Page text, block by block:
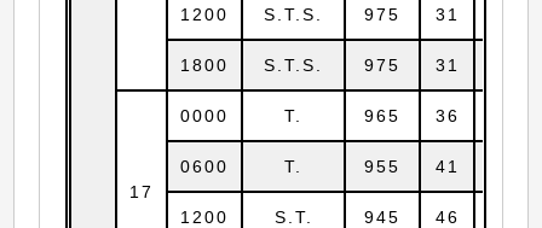
1200 S.T.S. 975 31
1800 S.T.S. 975 31
17
0000 T. 965 36
0600 T. 955 41
1200 S.T. 945 46